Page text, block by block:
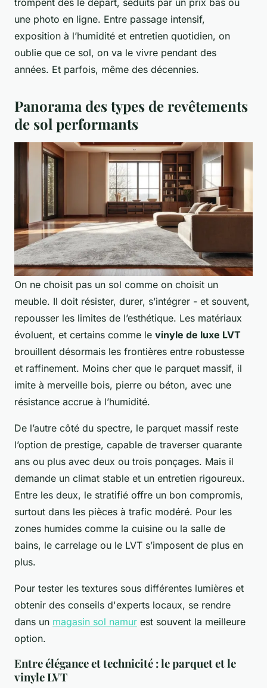
une photo en ligne. Entre passage intensif,
exposition à l’humidité et entretien quotidien, on
oublie que ce sol, on va le vivre pendant des
années. Et parfois, même des décennies.
Panorama des types de revêtements
de sol performants
On ne choisit pas un sol comme on choisit un
meuble. Il doit résister, durer, s’intégrer - et souvent,
repousser les limites de l’esthétique. Les matériaux
évoluent, et certains comme le vinyle de luxe LVT
brouillent désormais les frontières entre robustesse
et raffinement. Moins cher que le parquet massif, il
imite à merveille bois, pierre ou béton, avec une
résistance accrue à l’humidité.
De l’autre côté du spectre, le parquet massif reste
l’option de prestige, capable de traverser quarante
ans ou plus avec deux ou trois ponçages. Mais il
demande un climat stable et un entretien rigoureux.
Entre les deux, le stratifié offre un bon compromis,
surtout dans les pièces à trafic modéré. Pour les
zones humides comme la cuisine ou la salle de
bains, le carrelage ou le LVT s’imposent de plus en
plus.
Pour tester les textures sous différentes lumières et
obtenir des conseils d'experts locaux, se rendre
dans un magasin sol namur est souvent la meilleure
option.
Entre élégance et technicité : le parquet et le
vinyle LVT